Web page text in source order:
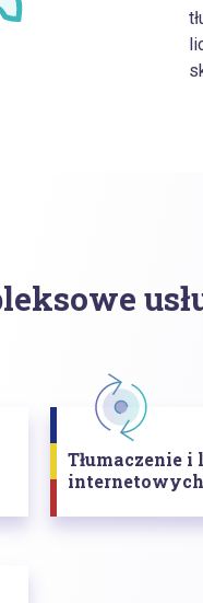
Tłumaczenie
internetowych